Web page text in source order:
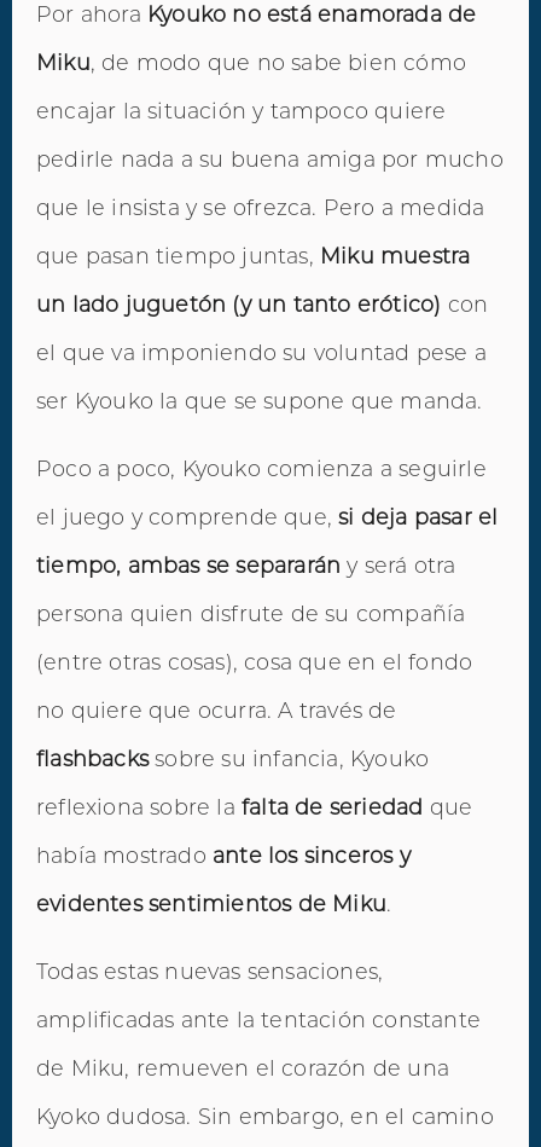
Por ahora Kyouko no está enamorada de
Miku, de modo que no sabe bien cómo
encajar la situación y tampoco quiere
pedirle nada a su buena amiga por mucho
que le insista y se ofrezca. Pero a medida
que pasan tiempo juntas, Miku muestra
un lado juguetón (y un tanto erótico) con
el que va imponiendo su voluntad pese a
ser Kyouko la que se supone que manda.
Poco a poco, Kyouko comienza a seguirle
el juego y comprende que,si deja pasar el
tiempo, ambas se separarán y será otra
persona quien disfrute de su compañía
(entre otras cosas), cosa que en el fondo
no quiere que ocurra. A través de
flashbackssobre su infancia, Kyouko
reflexiona sobre la falta de seriedad que
había mostrado ante los sinceros y
evidentes sentimientos de Miku.
Todas estas nuevas sensaciones,
amplificadas ante la tentación constante
de Miku, remueven el corazón de una
Kyoko dudosa. Sin embargo, en el camino